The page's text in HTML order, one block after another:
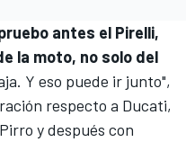
antes el Pirelli,
la moto, no solo del
Y eso puede ir junto",
respecto a Ducati,
y después con